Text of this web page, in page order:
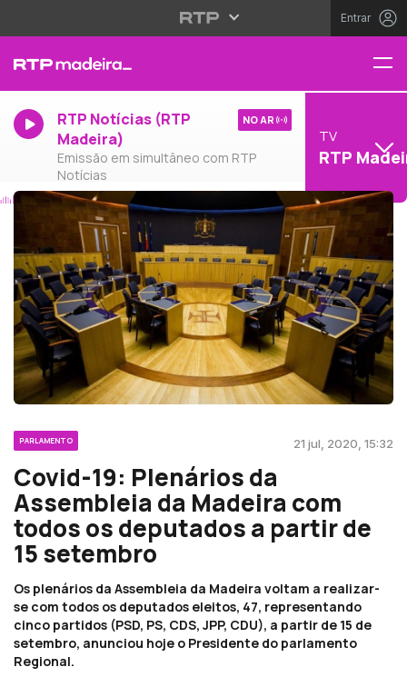
Entrar
RTP Notícias (RTP
Madeira)
Emissão em simultâneo com RTP
Notícias
NO AR
TV
RTP
PARLAMENTO 21 jul, 2020, 15:32
Covid-19: Plenários da
Assembleia da Madeira com
todos os deputados a partir de
15 setembro
Os plenários da Assembleia da Madeira voltam a realizar-
se com todos os deputados eleitos, 47, representando
cinco partidos (PSD, PS, CDS, JPP, CDU), a partir de 15 de
setembro, anunciou hoje o Presidente do parlamento
Regional.